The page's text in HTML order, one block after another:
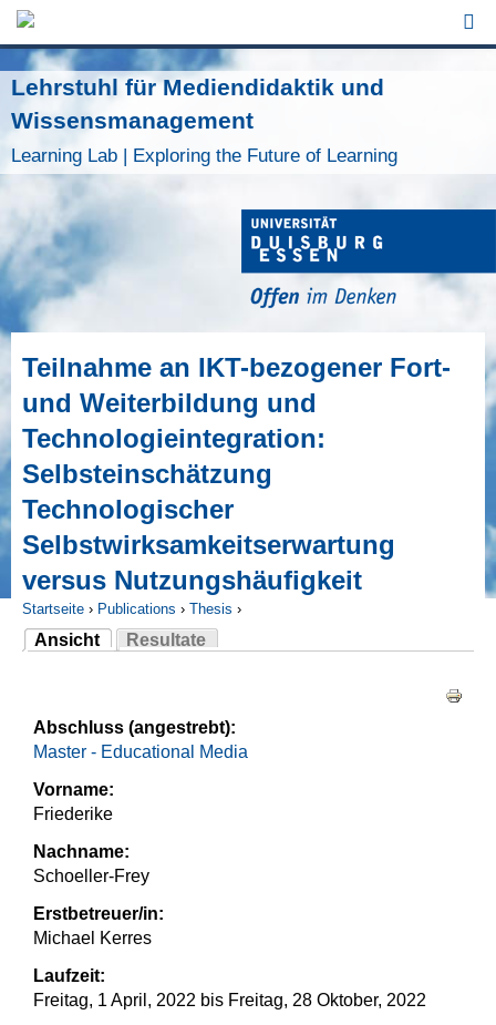
Jump to Navigation
Lehrstuhl für Mediendidaktik und
Wissensmanagement
Learning Lab | Exploring the Future of Learning
Teilnahme an IKT-bezogener Fort-
und Weiterbildung und
Technologieintegration:
Selbsteinschätzung
Technologischer
Selbstwirksamkeitserwartung
versus Nutzungshäufigkeit
Sie sind hier
Startseite › Publications › Thesis ›
Ansicht
(aktiver Reiter)
Resultate
Abschluss (angestrebt):
Master - Educational Media
Vorname:
Friederike
Nachname:
Schoeller-Frey
Erstbetreuer/in:
Michael Kerres
Laufzeit:
Freitag, 1 April, 2022 bis Freitag, 28 Oktober, 2022